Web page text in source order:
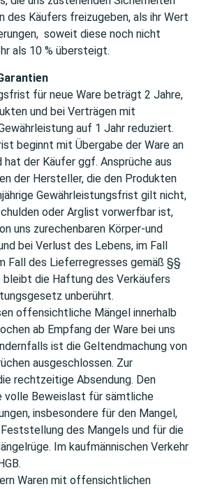
des Käufers freizugeben, als ihr Wert
soweit diese noch nicht
als 10 % übersteigt.
für neue Ware beträgt 2 Jahre,
und bei Verträgen mit
auf 1 Jahr reduziert.
beginnt mit Übergabe der Ware an
hat der Käufer ggf. Ansprüche aus
der Hersteller, die den Produkten
Gewährleistungsfrist gilt nicht,
oder Arglist vorwerfbar ist,
uns zurechenbaren Körper-und
bei Verlust des Lebens, im Fall
Fall des Lieferregresses gemäß §§
bleibt die Haftung des Verkäufers
unberührt.
offensichtliche Mängel innerhalb
ab Empfang der Ware bei uns
ist die Geltendmachung von
ausgeschlossen. Zur
rechtzeitige Absendung. Den
Beweislast für sämtliche
insbesondere für den Mangel,
des Mangels und für die
Im kaufmännischen Verkehr
Waren mit offensichtlichen